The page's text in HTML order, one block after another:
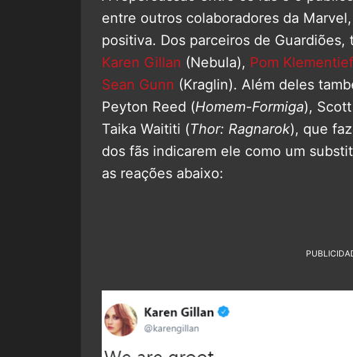
entre outros colaboradores da
positiva. Dos parceiros de Guardiões,
Karen Gillan (Nebula), Pom
Sean Gunn (Kraglin). Além deles
Peyton Reed (Homem-Formiga),
Taika Waititi (Thor: Ragnarok), que
dos fãs indicarem ele como um
as reações abaixo: